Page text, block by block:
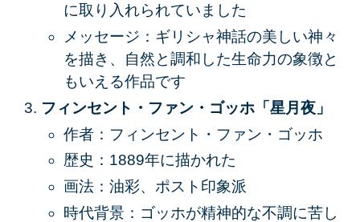
に取り入れられていました
メッセージ：ギリシャ神話の美しい神々
を描き、自然と調和した生命力の象徴と
もいえる作品です
フィンセント・ファン・ゴッホ「星月夜」
作者：フィンセント・ファン・ゴッホ
歴史：1889年に描かれた
画法：油彩、ポスト印象派
時代背景：ゴッホが精神的な不調に苦し